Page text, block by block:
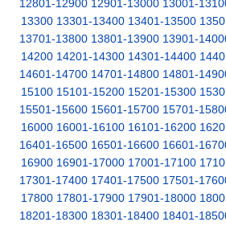
12801-12900 12901-13000 13001-
13300 13301-13400 13401-13500
13701-13800 13801-13900 13901-
14200 14201-14300 14301-14400
14601-14700 14701-14800 14801-
15100 15101-15200 15201-15300
15501-15600 15601-15700 15701-
16000 16001-16100 16101-16200
16401-16500 16501-16600 16601-
16900 16901-17000 17001-17100
17301-17400 17401-17500 17501-
17800 17801-17900 17901-18000
18201-18300 18301-18400 18401-